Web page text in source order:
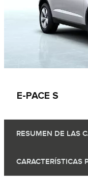
E‑PACE S
RESUMEN DE LAS
CARACTERÍSTICAS